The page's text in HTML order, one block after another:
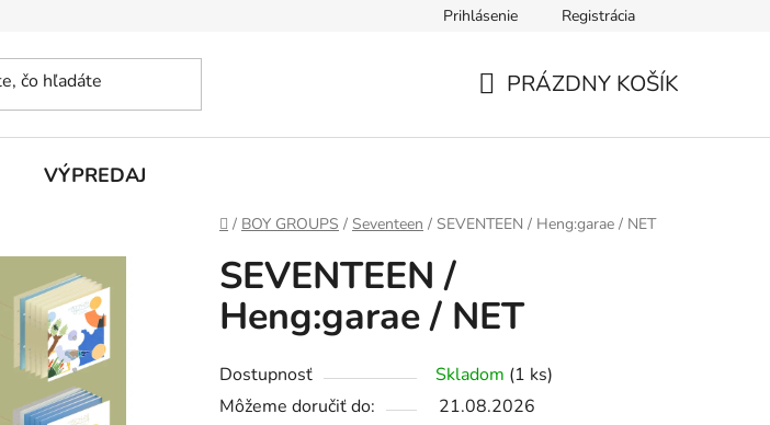
Prihlásenie Registrácia
PRÁZDNY KOŠÍK
VÝPREDAJ
Domov
/ BOY GROUPS / Seventeen / SEVENTEEN / Heng:garae / NET
SEVENTEEN /
Heng:garae / NET
Dostupnosť Skladom (1 ks)
Môžeme doručiť do:
21.08.2026